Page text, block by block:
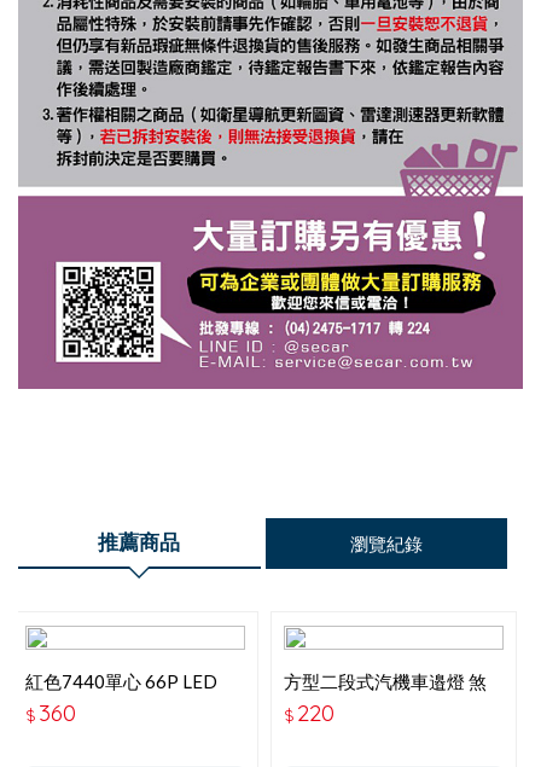
推薦商品 瀏覽紀錄
紅色7440單心 66P LED
12V KY-23-7440R
$ 360
方型二段式汽機車邉燈 煞
車警示燈
$ 220